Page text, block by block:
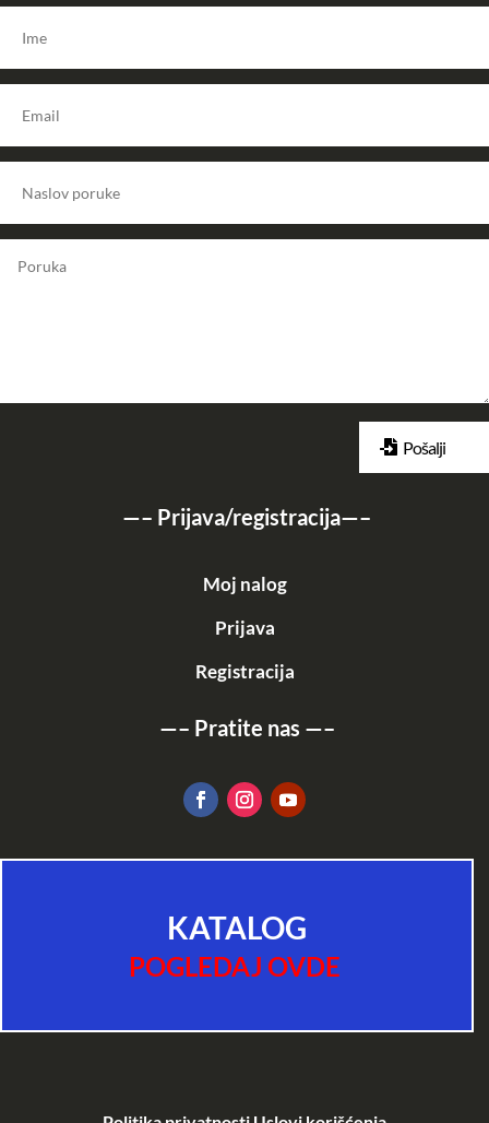
Pošalji
—– Prijava/registracija—–
Moj nalog
Prijava
Registracija
—– Pratite nas —–
KATALOG
POGLEDAJ OVDE